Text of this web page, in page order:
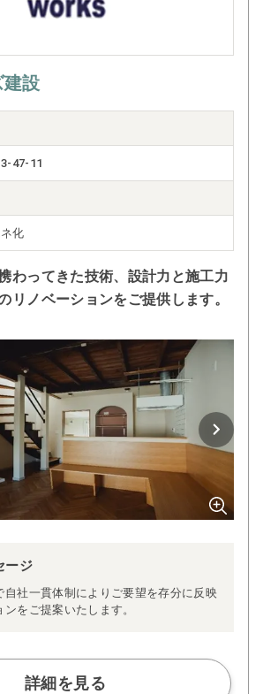
設
47-11
化
わってきた技術、設計力と施工力
リノベーションをご提供します。
ージ
自社一貫体制によりご要望を存分に反映
をご提案いたします。
詳細を見る